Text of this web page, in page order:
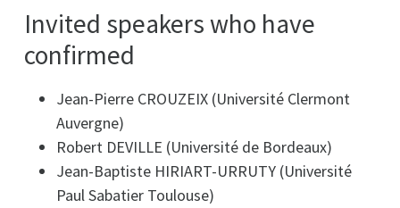
Invited speakers who have
confirmed
Jean-Pierre CROUZEIX (Université Clermont
Auvergne)
Robert DEVILLE (Université de Bordeaux)
Jean-Baptiste HIRIART-URRUTY (Université
Paul Sabatier Toulouse)